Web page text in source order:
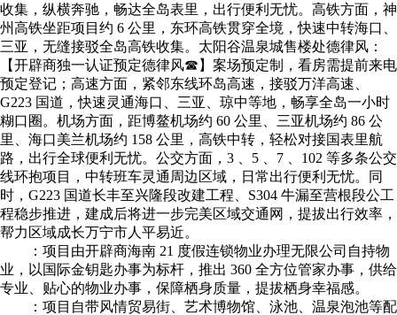
收集，纵横奔驰，畅达全岛表里，出行便利无忧。高铁方面，神
州高铁坐距项目约 6 公里，东环高铁贯穿全境，快速中转海口、
三亚，无缝接驳全岛高铁收集。太阳谷温泉城售楼处德律风：
【开辟商独一认证预定德律风☎】案场预定制，看房需提前来电
预定登记；高速方面，紧邻东线环岛高速，接驳万洋高速、
G223 国道，快速灵通海口、三亚、琼中等地，畅享全岛一小时
糊口圈。机场方面，距博鳌机场约 60 公里、三亚机场约 86 公
里、海口美兰机场约 158 公里，高铁中转，轻松对接国表里航
路，出行全球便利无忧。公交方面，3 、5 、7 、102 等多条公交
线环抱项目，中转班车灵通周边区域，日常出行便利无忧。同
时，G223 国道长丰至兴隆段改建工程、S304 牛漏至营根段公工
程稳步推进，建成后将进一步完美区域交通网，提拔出行效率，
帮力区域成长万宁市人平易近。
：项目由开辟商海南 21 度假连锁物业办理无限公司自持物
业，以国际金钥匙办事为标杆，推出 360 全方位管家办事，供给
专业、贴心的物业办事，保障栖身质量，提拔栖身幸福感。
：项目自带风情贸易街、艺术博物馆、泳池、温泉泡池等配